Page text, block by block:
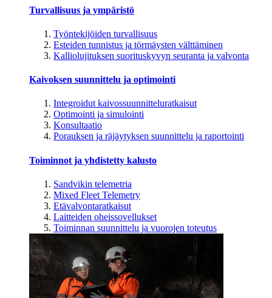
Turvallisuus ja ympäristö
Työntekijöiden turvallisuus
Esteiden tunnistus ja törmäysten välttäminen
Kalliolujituksen suorituskyvyn seuranta ja valvonta
Kaivoksen suunnittelu ja optimointi
Integroidut kaivossuunnitteluratkaisut
Optimointi ja simulointi
Konsultaatio
Porauksen ja räjäytyksen suunnittelu ja raportointi
Toiminnot ja yhdistetty kalusto
Sandvikin telemetria
Mixed Fleet Telemetry
Etävalvontaratkaisut
Laitteiden oheissovellukset
Toiminnan suunnittelu ja vuorojen toteutus